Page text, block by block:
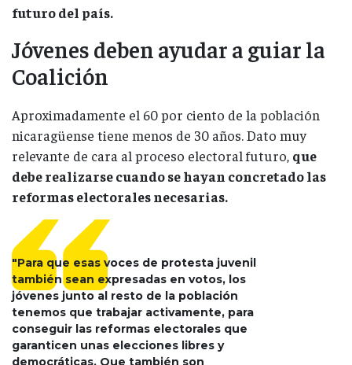
futuro del país.
Jóvenes deben ayudar a guiar la
Coalición
Aproximadamente el 60 por ciento de la población
nicaragüense tiene menos de 30 años. Dato muy
relevante de cara al proceso electoral futuro, que
debe realizarse cuando se hayan concretado las
reformas electorales necesarias.
"Para que esas voces de protesta juvenil
también sean expresadas en votos, los
jóvenes junto al resto de la población
tenemos que trabajar activamente, para
conseguir las reformas electorales que
garanticen unas elecciones libres y
democráticas. Que también son